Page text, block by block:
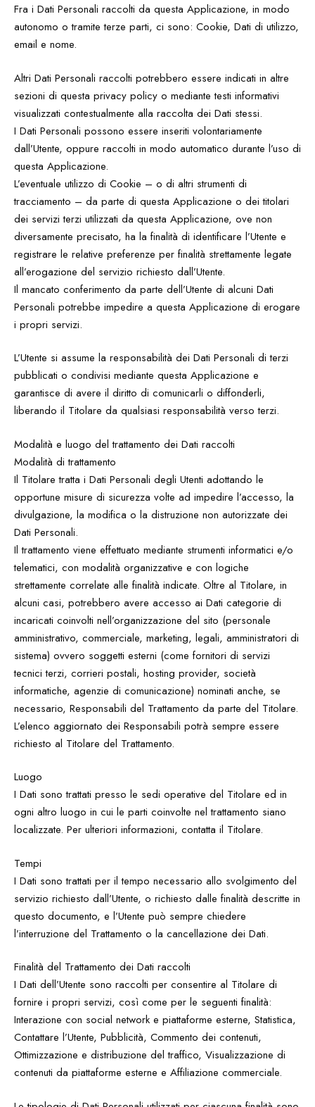
Fra i Dati Personali raccolti da questa Applicazione, in modo
autonomo o tramite terze parti, ci sono: Cookie, Dati di utilizzo,
email e nome.
Altri Dati Personali raccolti potrebbero essere indicati in altre
sezioni di questa privacy policy o mediante testi informativi
visualizzati contestualmente alla raccolta dei Dati stessi.
I Dati Personali possono essere inseriti volontariamente
dall’Utente, oppure raccolti in modo automatico durante l’uso di
questa Applicazione.
L’eventuale utilizzo di Cookie – o di altri strumenti di
tracciamento – da parte di questa Applicazione o dei titolari
dei servizi terzi utilizzati da questa Applicazione, ove non
diversamente precisato, ha la finalità di identificare l’Utente e
registrare le relative preferenze per finalità strettamente legate
all’erogazione del servizio richiesto dall’Utente.
Il mancato conferimento da parte dell’Utente di alcuni Dati
Personali potrebbe impedire a questa Applicazione di erogare
i propri servizi.
L’Utente si assume la responsabilità dei Dati Personali di terzi
pubblicati o condivisi mediante questa Applicazione e
garantisce di avere il diritto di comunicarli o diffonderli,
liberando il Titolare da qualsiasi responsabilità verso terzi.
Modalità e luogo del trattamento dei Dati raccolti
Modalità di trattamento
Il Titolare tratta i Dati Personali degli Utenti adottando le
opportune misure di sicurezza volte ad impedire l’accesso, la
divulgazione, la modifica o la distruzione non autorizzate dei
Dati Personali.
Il trattamento viene effettuato mediante strumenti informatici e/o
telematici, con modalità organizzative e con logiche
strettamente correlate alle finalità indicate. Oltre al Titolare, in
alcuni casi, potrebbero avere accesso ai Dati categorie di
incaricati coinvolti nell’organizzazione del sito (personale
amministrativo, commerciale, marketing, legali, amministratori di
sistema) ovvero soggetti esterni (come fornitori di servizi
tecnici terzi, corrieri postali, hosting provider, società
informatiche, agenzie di comunicazione) nominati anche, se
necessario, Responsabili del Trattamento da parte del Titolare.
L’elenco aggiornato dei Responsabili potrà sempre essere
richiesto al Titolare del Trattamento.
Luogo
I Dati sono trattati presso le sedi operative del Titolare ed in
ogni altro luogo in cui le parti coinvolte nel trattamento siano
localizzate. Per ulteriori informazioni, contatta il Titolare.
Tempi
I Dati sono trattati per il tempo necessario allo svolgimento del
servizio richiesto dall’Utente, o richiesto dalle finalità descritte in
questo documento, e l’Utente può sempre chiedere
l’interruzione del Trattamento o la cancellazione dei Dati.
Finalità del Trattamento dei Dati raccolti
I Dati dell’Utente sono raccolti per consentire al Titolare di
fornire i propri servizi, così come per le seguenti finalità:
Interazione con social network e piattaforme esterne, Statistica,
Contattare l’Utente, Pubblicità, Commento dei contenuti,
Ottimizzazione e distribuzione del traffico, Visualizzazione di
contenuti da piattaforme esterne e Affiliazione commerciale.